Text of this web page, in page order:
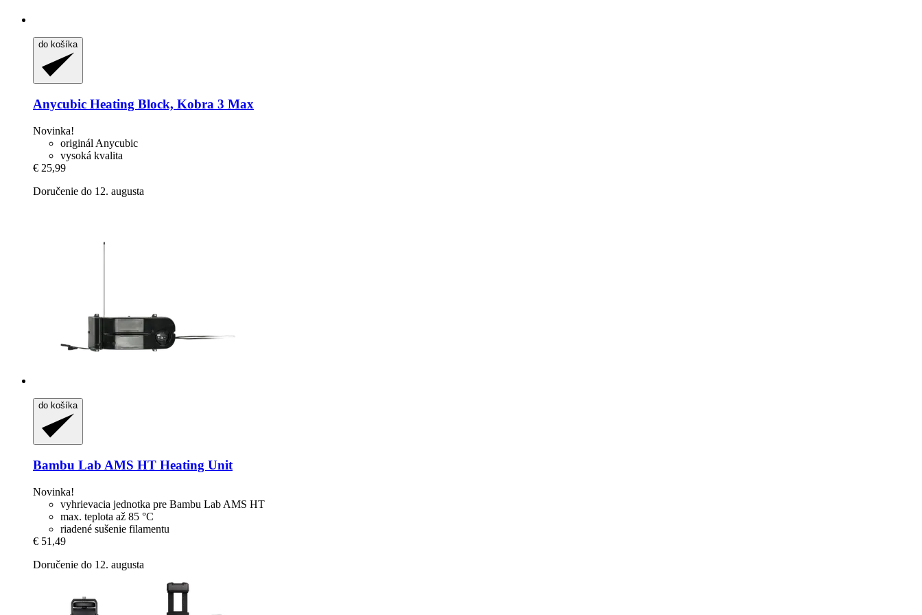
do košíka
Anycubic Heating Block, Kobra 3 Max
Novinka!
originál Anycubic
vysoká kvalita
€ 25,99
Doručenie do 12. augusta
do košíka
Bambu Lab AMS HT Heating Unit
Novinka!
vyhrievacia jednotka pre Bambu Lab AMS HT
max. teplota až 85 °C
riadené sušenie filamentu
€ 51,49
Doručenie do 12. augusta